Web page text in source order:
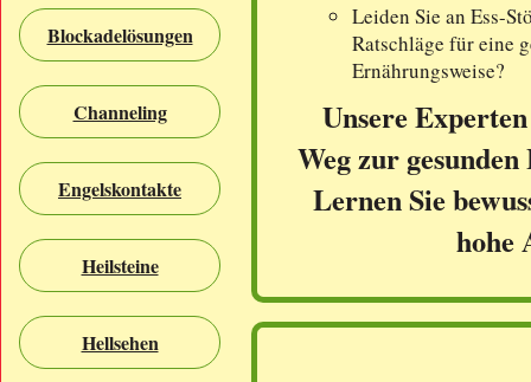
Blockadelösungen
Channeling
Engelskontakte
Heilsteine
Hellsehen
Leiden Sie an Ess-
Ratschläge für eine
Ernährungsweise?
Unsere
Weg zur
Lernen Sie
hohe